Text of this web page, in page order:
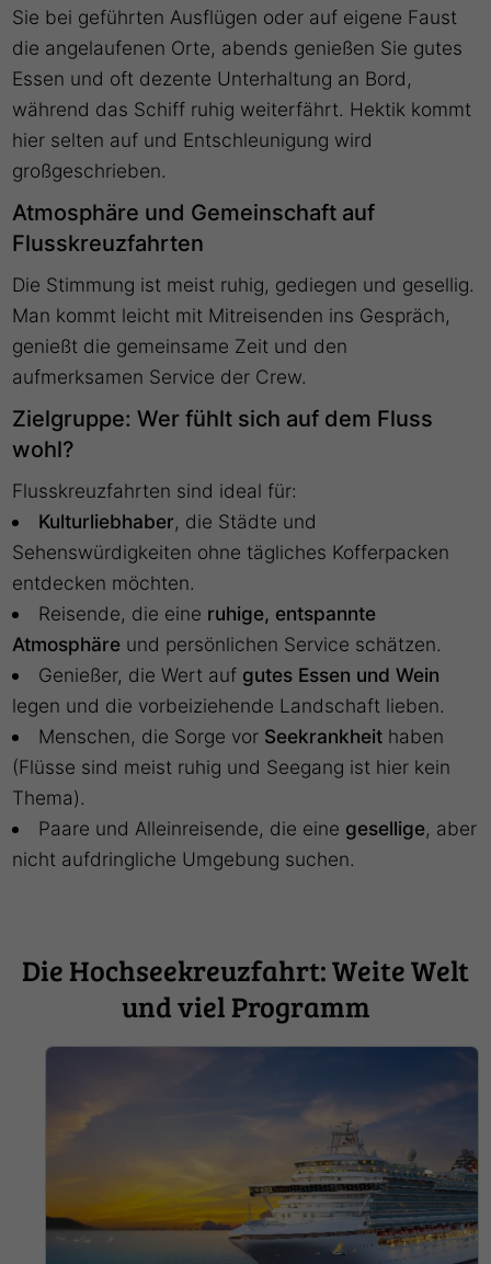
Sie bei geführten Ausflügen oder auf eigene Faust
die angelaufenen Orte, abends genießen Sie gutes
Essen und oft dezente Unterhaltung an Bord,
während das Schiff ruhig weiterfährt. Hektik kommt
hier selten auf und Entschleunigung wird
großgeschrieben.
Atmosphäre und Gemeinschaft auf
Flusskreuzfahrten
Die Stimmung ist meist ruhig, gediegen und gesellig.
Man kommt leicht mit Mitreisenden ins Gespräch,
genießt die gemeinsame Zeit und den
aufmerksamen Service der Crew.
Zielgruppe: Wer fühlt sich auf dem Fluss
wohl?
Flusskreuzfahrten sind ideal für:
Kulturliebhaber, die Städte und
Sehenswürdigkeiten ohne tägliches Kofferpacken
entdecken möchten.
Reisende, die eine ruhige, entspannte
Atmosphäre und persönlichen Service schätzen.
Genießer, die Wert auf gutes Essen und Wein
legen und die vorbeiziehende Landschaft lieben.
Menschen, die Sorge vor Seekrankheit haben
(Flüsse sind meist ruhig und Seegang ist hier kein
Thema).
Paare und Alleinreisende, die eine gesellige, aber
nicht aufdringliche Umgebung suchen.
Die Hochseekreuzfahrt: Weite Welt
und viel Programm